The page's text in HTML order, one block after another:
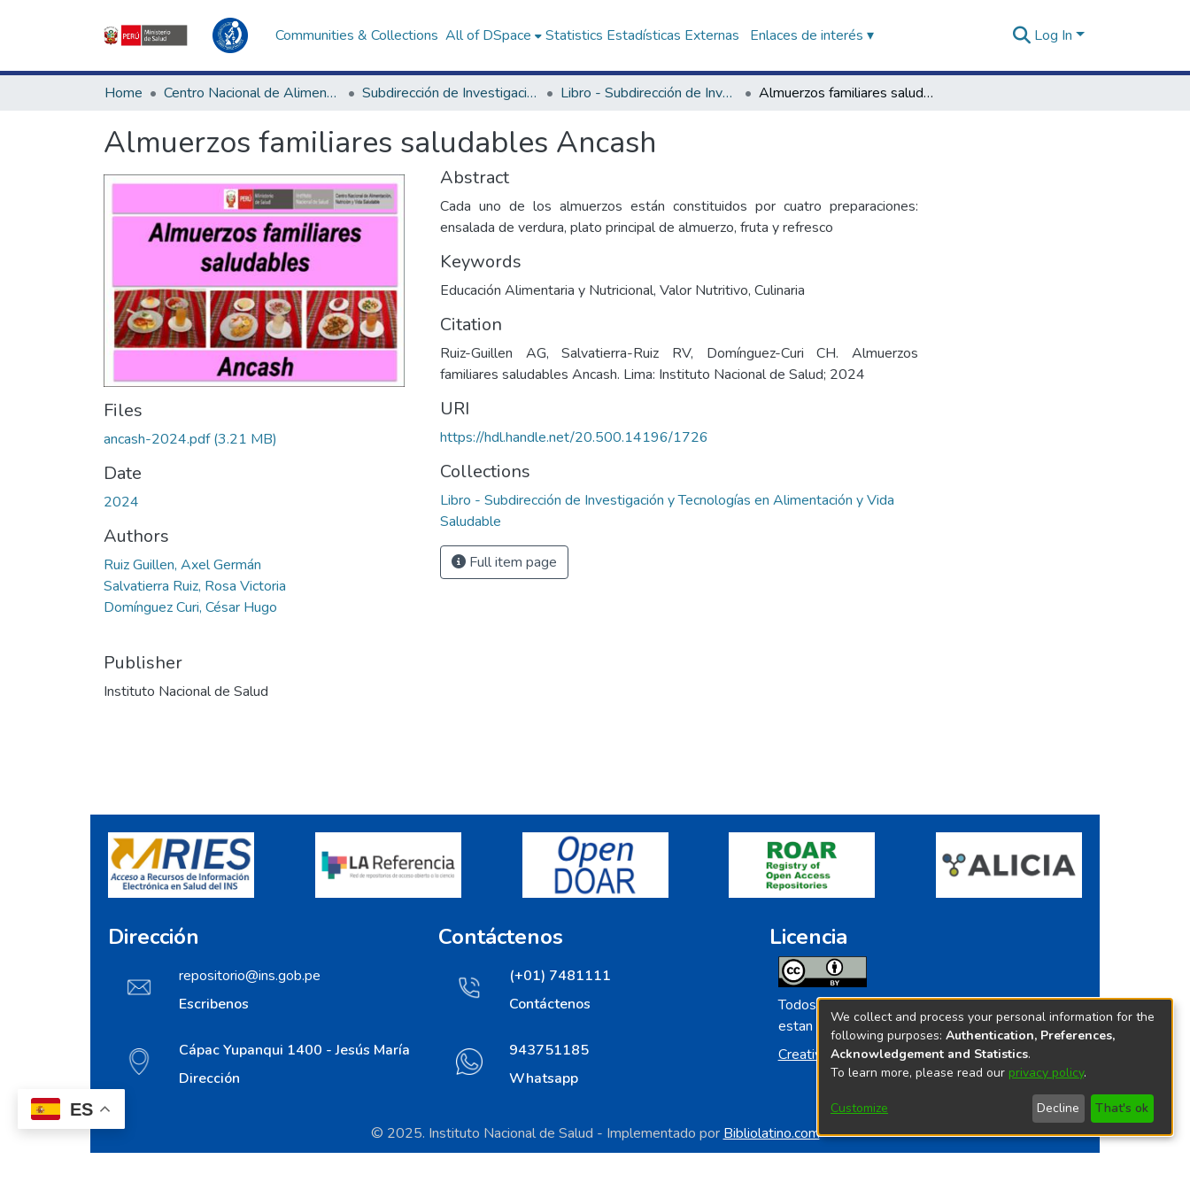
ES
Communities & Collections All of DSpace Statistics Estadísticas Externas Enlaces de interés ▾ Log In
Home Centro Nacional de Alimentación, Nutrición y Vida Saludable Subdirección de Investigación y Tecnologías en Alimentación y Vida Saludable Libro - Subdirección de Investigación y Tecnologías en Alimentación y Vida Saludable Almuerzos familiares saludables Ancash
Almuerzos familiares saludables Ancash
Files
ancash-2024.pdf(3.21 MB)
Date
2024
Authors
Ruiz Guillen, Axel Germán
Salvatierra Ruiz, Rosa Victoria
Domínguez Curi, César Hugo
Publisher
Instituto Nacional de Salud
Abstract
Cada uno de los almuerzos están constituidos por cuatro preparaciones:
ensalada de verdura, plato principal de almuerzo, fruta y refresco
Keywords
Educación Alimentaria y Nutricional, Valor Nutritivo, Culinaria
Citation
Ruiz-Guillen AG, Salvatierra-Ruiz RV, Domínguez-Curi CH. Almuerzos
familiares saludables Ancash. Lima: Instituto Nacional de Salud; 2024
URI
https://hdl.handle.net/20.500.14196/1726
Collections
Libro - Subdirección de Investigación y Tecnologías en Alimentación y Vida
Saludable
Full item page
Dirección
repositorio@ins.gob.pe
Escribenos
Cápac Yupanqui 1400 - Jesús María
Dirección
Contáctenos
(+01) 7481111
Contáctenos
943751185
Whatsapp
Licencia
Todos los contenidos de repositorio.ins.gob.pe
estan licenciados bajo
Creative Commoms License
© 2025. Instituto Nacional de Salud - Implementado por Bibliolatino.com
We collect and process your personal information for the
following purposes: Authentication, Preferences,
Acknowledgement and Statistics.
To learn more, please read our privacy policy.
Customize Decline That's ok